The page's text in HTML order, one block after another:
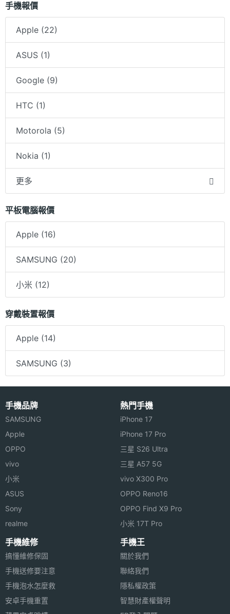
【地址】 高雄市楠梓區德賢路549號
【營業時間】平日 12:00~21:30 星期日 12:00~21:00
手機報價
Apple (22)
ASUS (1)
Google (9)
HTC (1)
Motorola (5)
Nokia (1)
更多
平板電腦報價
Apple (16)
SAMSUNG (20)
小米 (12)
穿戴裝置報價
Apple (14)
SAMSUNG (3)
手機品牌
SAMSUNG
Apple
OPPO
vivo
小米
ASUS
Sony
realme
熱門手機
iPhone 17
iPhone 17 Pro
三星 S26 Ultra
三星 A57 5G
vivo X300 Pro
OPPO Reno16
OPPO Find X9 Pro
小米 17T Pro
手機維修
搞懂維修保固
手機送修要注意
手機泡水怎麼救
安卓手機重置
手機王
關於我們
聯絡我們
隱私權政策
智慧財產權聲明